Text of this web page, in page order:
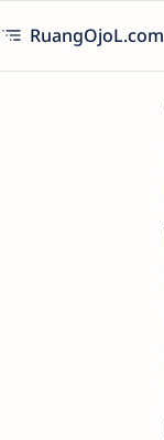
RuangOjoL.com